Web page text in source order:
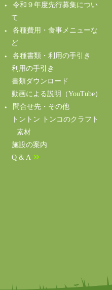
令和９年度先行募集につい
て
各種費用・食事メニューな
ど
各種書類・利用の手引き
利用の手引き
書類ダウンロード
動画による説明（YouTube）
問合せ先・その他
トントン トンコのクラフト
素材
施設の案内
Q & A